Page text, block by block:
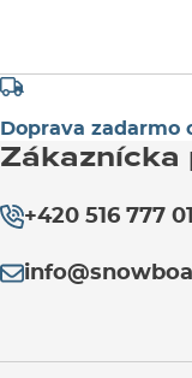
Doprava zadarmo
Zákaznícka
+420 516 777